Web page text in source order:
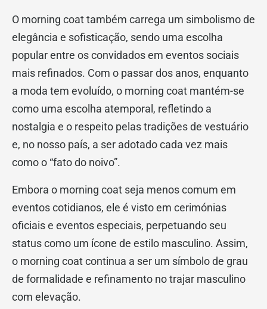
O morning coat também carrega um simbolismo de
elegância e sofisticação, sendo uma escolha
popular entre os convidados em eventos sociais
mais refinados. Com o passar dos anos, enquanto
a moda tem evoluído, o morning coat mantém-se
como uma escolha atemporal, refletindo a
nostalgia e o respeito pelas tradições de vestuário
e, no nosso país, a ser adotado cada vez mais
como o “fato do noivo”.
Embora o morning coat seja menos comum em
eventos cotidianos, ele é visto em cerimónias
oficiais e eventos especiais, perpetuando seu
status como um ícone de estilo masculino. Assim,
o morning coat continua a ser um símbolo de grau
de formalidade e refinamento no trajar masculino
com elevação.